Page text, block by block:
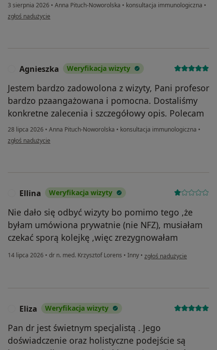
3 sierpnia 2026 • Anna Pituch-Noworolska • konsultacja immunologiczna •
w opinii użytkownika Iza
zgłoś nadużycie
Agnieszka Weryfikacja wizyty
Jestem bardzo zadowolona z wizyty, Pani profesor
bardzo pzaangażowana i pomocna. Dostaliśmy
konkretne zalecenia i szczegółowy opis. Polecam
28 lipca 2026 • Anna Pituch-Noworolska • konsultacja immunologiczna •
w opinii użytkownika Agnieszka
zgłoś nadużycie
Ellina Weryfikacja wizyty
Nie dało się odbyć wizyty bo pomimo tego ,że
byłam umówiona prywatnie (nie NFZ), musiałam
czekać sporą kolejkę ,więc zrezygnowałam
14 lipca 2026 • dr n. med. Krzysztof Lorens • Inny • w opinii użytkownika Ellina
zgłoś nadużycie
Eliza Weryfikacja wizyty
Pan dr jest świetnym specjalistą . Jego
doświadczenie oraz holistyczne podejście są